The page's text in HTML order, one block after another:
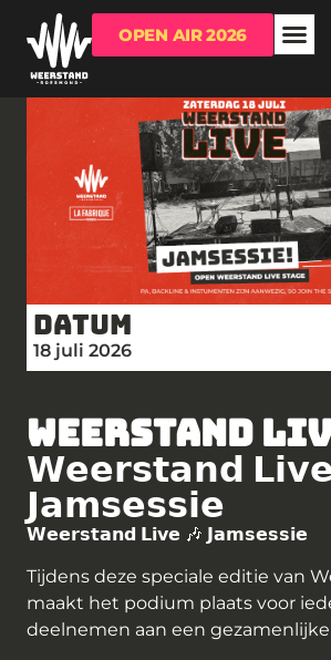
OPEN AIR 2026
Datum
18 juli 2026
WEERSTAND
𝗪𝗲𝗲𝗿𝘀𝘁𝗮𝗻𝗱
𝗝𝗮𝗺𝘀𝗲𝘀𝘀𝗶𝗲
𝗪𝗲𝗲𝗿𝘀𝘁𝗮𝗻𝗱 𝗟𝗶𝘃𝗲 🎶 𝗝𝗮𝗺𝘀𝗲𝘀𝘀𝗶𝗲
Tijdens deze speciale editie van
maakt het podium plaats voor
deelnemen aan een gezamenlijke